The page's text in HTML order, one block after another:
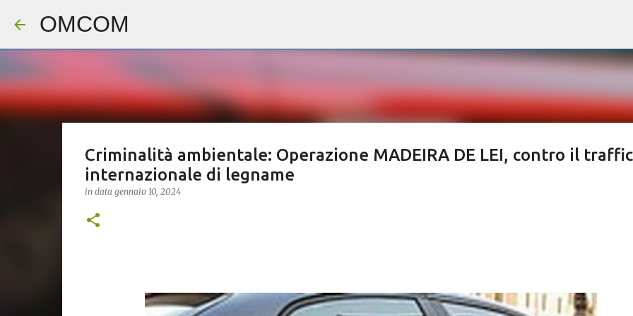
OMCOM
Criminalità ambientale: Operazione MADEIRA DE LEI, contro il
internazionale di legname
in data gennaio 10, 2024